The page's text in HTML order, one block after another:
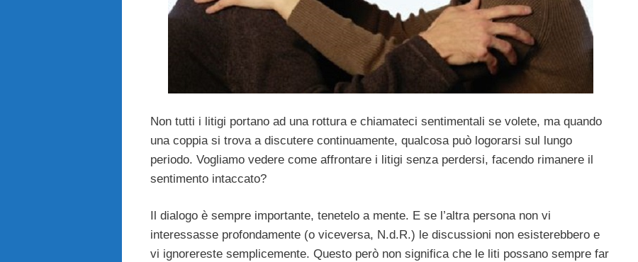
Non tutti i litigi portano ad una rottura e chiamateci sentimentali se volete, ma quando
una coppia si trova a discutere continuamente, qualcosa può logorarsi sul lungo
periodo. Vogliamo vedere come affrontare i litigi senza perdersi, facendo rimanere il
sentimento intaccato?
Il dialogo è sempre importante, tenetelo a mente. E se l’altra persona non vi
interessasse profondamente (o viceversa, N.d.R.) le discussioni non esisterebbero e
vi ignorereste semplicemente. Questo però non significa che le liti possano sempre far